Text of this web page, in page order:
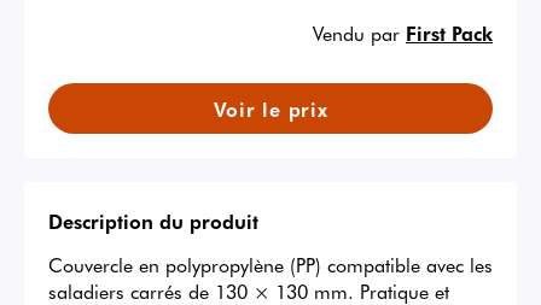
Vendu par First Pack
Voir le prix
Description du produit
Couvercle en polypropylène (PP) compatible avec les
saladiers carrés de 130 × 130 mm. Pratique et